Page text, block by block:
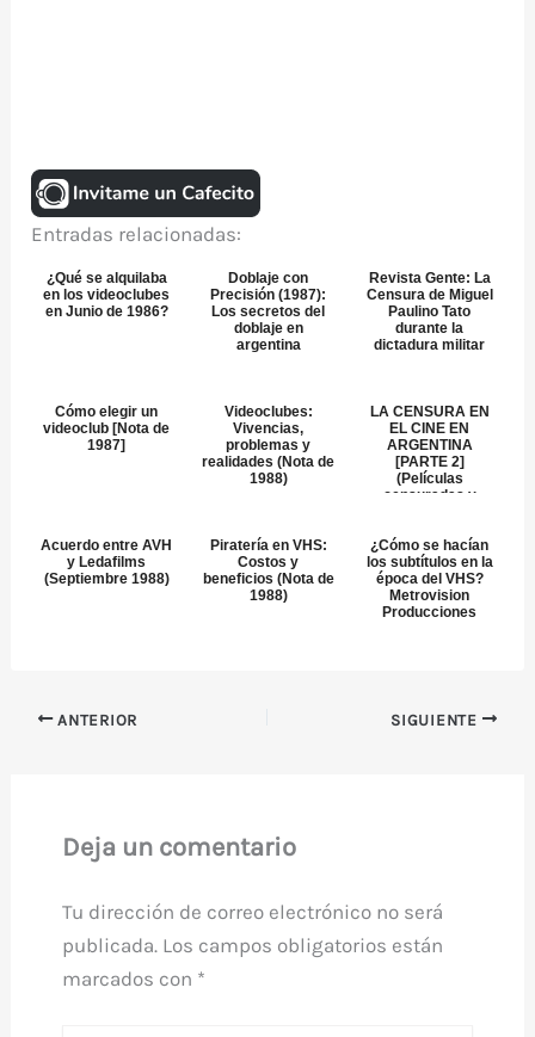
Entradas relacionadas:
¿Qué se alquilaba
en los videoclubes
en Junio de 1986?
Doblaje con
Precisión (1987):
Los secretos del
doblaje en
argentina
Revista Gente: La
Censura de Miguel
Paulino Tato
durante la
dictadura militar
Cómo elegir un
videoclub [Nota de
1987]
Videoclubes:
Vivencias,
problemas y
realidades (Nota de
1988)
LA CENSURA EN
EL CINE EN
ARGENTINA
[PARTE 2]
(Películas
censuradas y
Acuerdo entre AVH
y Ledafilms
(Septiembre 1988)
Piratería en VHS:
Costos y
beneficios (Nota de
1988)
¿Cómo se hacían
los subtítulos en la
época del VHS?
Metrovision
Producciones
ANTERIOR SIGUIENTE
Deja un comentario
Tu dirección de correo electrónico no será
publicada. Los campos obligatorios están
marcados con *